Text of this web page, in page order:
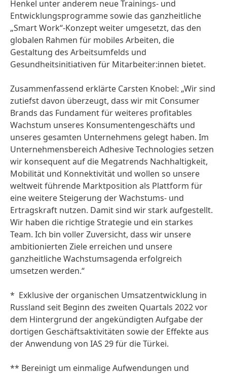
Henkel unter anderem neue Trainings- und
Entwicklungsprogramme sowie das ganzheitliche
„Smart Work“-Konzept weiter umgesetzt, das den
globalen Rahmen für mobiles Arbeiten, die
Gestaltung des Arbeitsumfelds und
Gesundheitsinitiativen für Mitarbeiter:innen bietet.
Zusammenfassend erklärte Carsten Knobel: „Wir sind
zutiefst davon überzeugt, dass wir mit Consumer
Brands das Fundament für weiteres profitables
Wachstum unseres Konsumentengeschäfts und
unseres gesamten Unternehmens gelegt haben. Im
Unternehmensbereich Adhesive Technologies setzen
wir konsequent auf die Megatrends Nachhaltigkeit,
Mobilität und Konnektivität und wollen so unsere
weltweit führende Marktposition als Plattform für
eine weitere Steigerung der Wachstums- und
Ertragskraft nutzen. Damit sind wir stark aufgestellt.
Wir haben die richtige Strategie und ein starkes
Team. Ich bin voller Zuversicht, dass wir unsere
ambitionierten Ziele erreichen und unsere
ganzheitliche Wachstumsagenda erfolgreich
umsetzen werden.“
* Exklusive der organischen Umsatzentwicklung in
Russland seit Beginn des zweiten Quartals 2022 vor
dem Hintergrund der angekündigten Aufgabe der
dortigen Geschäftsaktivitäten sowie der Effekte aus
der Anwendung von IAS 29 für die Türkei.
** Bereinigt um einmalige Aufwendungen und